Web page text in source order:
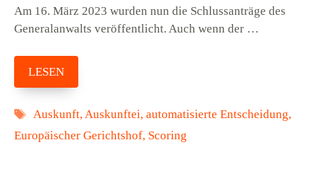
Am 16. März 2023 wurden nun die Schlussanträge des
Generalanwalts veröffentlicht. Auch wenn der …
LESEN
Schlagwörter
Auskunft,Auskunftei,automatisierte Entscheidung,
Europäischer Gerichtshof, Scoring